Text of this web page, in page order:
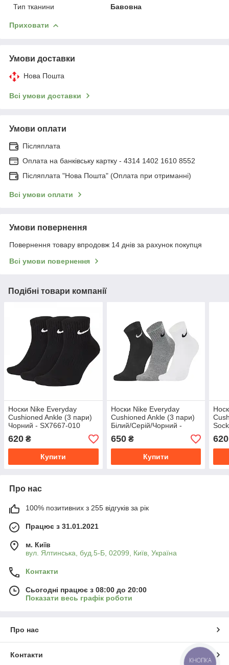
Тип тканини
Бавовна
Приховати
Умови доставки
Нова Пошта
Всі умови доставки
Умови оплати
Післяплата
Оплата на банківську картку - 4314 1402 1610 8552
Післяплата "Нова Пошта" (Оплата при отриманні)
Всі умови оплати
Умови повернення
Повернення товару впродовж 14 днів за рахунок покупця
Всі умови повернення
Подібні товари компанії
Носки Nike Everyday
Cushioned Ankle (3 пари)
Чорний - SX7667-010
620 ₴
Купити
Носки Nike Everyday
Cushioned Ankle (3 пари)
Білий/Серій/Чорний -
SX7667-964
650₴
Купити
010
620
Про нас
100% позитивних з 255 відгуків за рік
Працює з 31.01.2021
м. Київ
вул. Ялтинська, буд.5-Б, 02099, Київ, Україна
Контакти
Сьогодні працює з 08:00 до 20:00
Показати весь графік роботи
Про нас
Контакти
КНОПКА